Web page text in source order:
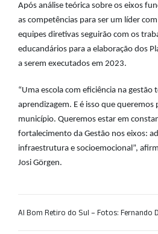
Após análise teórica sobre os eixos
as competências para ser um líder
equipes diretivas seguirão com os
educandários para a elaboração dos
a serem executados em 2023.
“Uma escola com eficiência na gestão
aprendizagem. E é isso que queremos
município. Queremos estar em
fortalecimento da Gestão nos eixos:
infraestrutura e socioemocional”,
Josi Görgen.
AI Bom Retiro do Sul – Fotos: Fernando